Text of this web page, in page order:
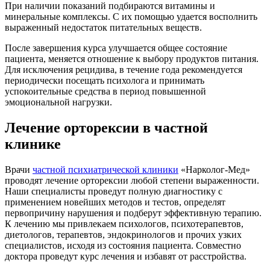
При наличии показаний подбираются витамины и
минеральные комплексы. С их помощью удается восполнить
выраженный недостаток питательных веществ.
После завершения курса улучшается общее состояние
пациента, меняется отношение к выбору продуктов питания.
Для исключения рецидива, в течение года рекомендуется
периодически посещать психолога и принимать
успокоительные средства в период повышенной
эмоциональной нагрузки.
Лечение орторексии в частной
клинике
Врачи частной психиатрической клиники «Нарколог-Мед»
проводят лечение орторексии любой степени выраженности.
Наши специалисты проведут полную диагностику с
применением новейших методов и тестов, определят
первопричину нарушения и подберут эффективную терапию.
К лечению мы привлекаем психологов, психотерапевтов,
диетологов, терапевтов, эндокринологов и прочих узких
специалистов, исходя из состояния пациента. Совместно
доктора проведут курс лечения и избавят от расстройства.